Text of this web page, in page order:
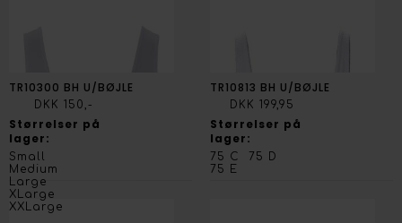
Størrelser på
lager:
Small
Medium
Large
XLarge
XXLarge
TR10300 BH U/BØJLE
DKK 150,-
Størrelser på
lager:
75 C
75 D
75 E
TR10813 BH U/BØJLE
DKK 199,95